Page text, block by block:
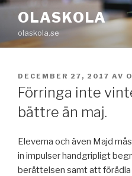
Hoppa
innehåll
OLASKOLA
olaskola.se
PUBLICERAT
DECEMBER 27, 2017 AV
Förringa inte
bättre än maj.
Eleverna och även Majd
in impulser handgripligt
berättelsen samt att